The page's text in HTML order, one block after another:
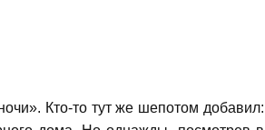
Кто-то тут же шепотом добавил: